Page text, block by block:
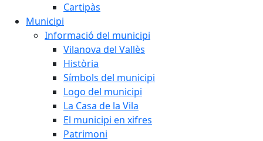
Cartipàs
Municipi
Informació del municipi
Vilanova del Vallès
Història
Símbols del municipi
Logo del municipi
La Casa de la Vila
El municipi en xifres
Patrimoni